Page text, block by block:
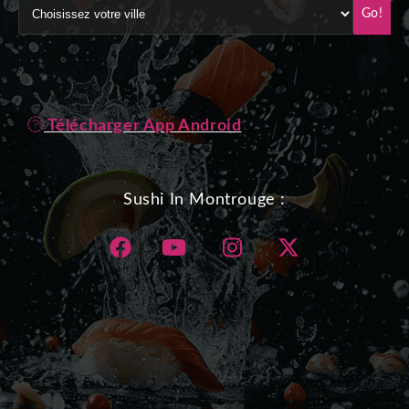
Go!
Télécharger App Android
Sushi In Montrouge :